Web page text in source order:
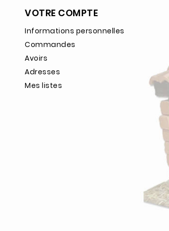
VOTRE COMPTE
Informations personnelles
Commandes
Avoirs
Adresses
Mes listes